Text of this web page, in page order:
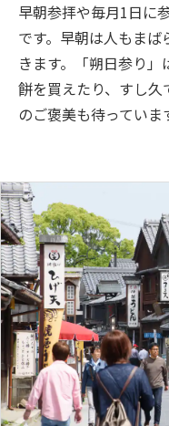
早朝参拝や毎月1日に
です。早朝は人もま
きます。「朔日参り
餅を買えたり、すし
のご褒美も待っていま